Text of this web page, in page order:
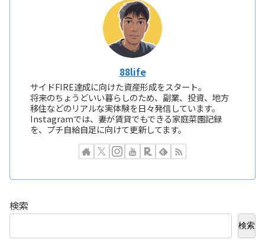
88life
サイドFIRE達成に向けた資産形成をスタート。
将来のちょうどいい暮らしのため、副業、投資、地方
移住などのリアルな実体験を日々発信しています。
Instagramでは、妻が賃貸でもできる家庭菜園記録
を、プチ自給自足に向けて更新してます。
検索
検索